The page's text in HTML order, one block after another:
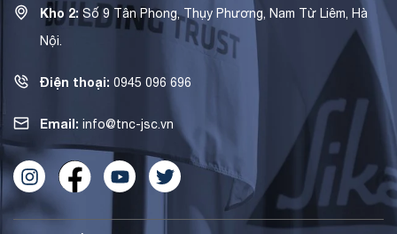
Kho 2: Số 9 Tân Phong, Thụy Phương, Nam Từ Liêm, Hà
Nội.
Điện thoại: 0945 096 696
Email: info@tnc-jsc.vn